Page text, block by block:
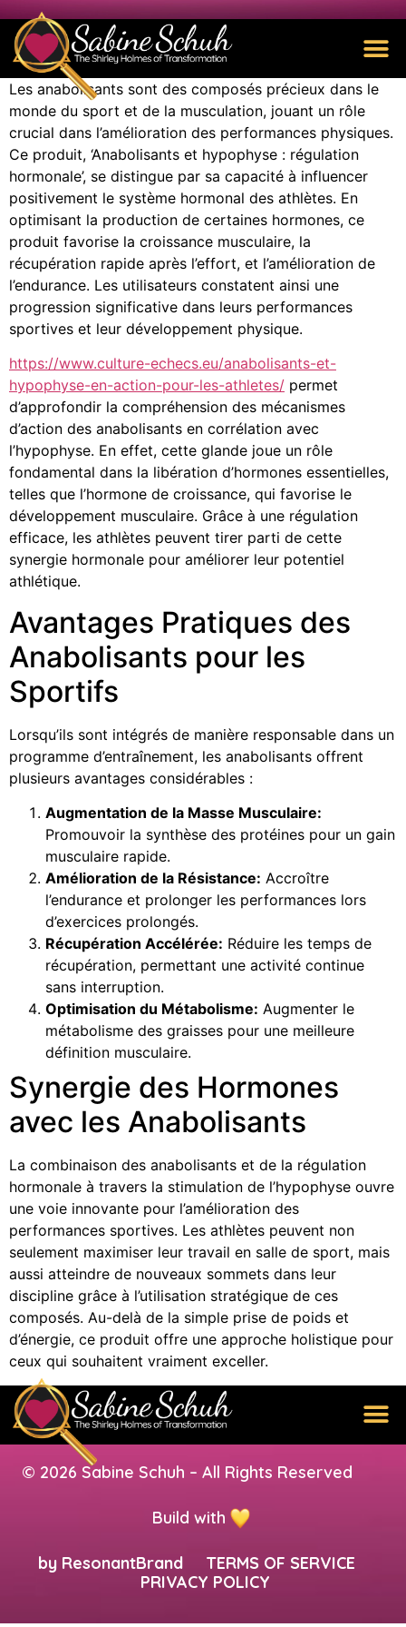
Les anabolisants sont des composés précieux dans le
monde du sport et de la musculation, jouant un rôle
crucial dans l’amélioration des performances physiques.
Ce produit, ‘Anabolisants et hypophyse : régulation
hormonale’, se distingue par sa capacité à influencer
positivement le système hormonal des athlètes. En
optimisant la production de certaines hormones, ce
produit favorise la croissance musculaire, la
récupération rapide après l’effort, et l’amélioration de
l’endurance. Les utilisateurs constatent ainsi une
progression significative dans leurs performances
sportives et leur développement physique.
https://www.culture-echecs.eu/anabolisants-et-
hypophyse-en-action-pour-les-athletes/ permet
d’approfondir la compréhension des mécanismes
d’action des anabolisants en corrélation avec
l’hypophyse. En effet, cette glande joue un rôle
fondamental dans la libération d’hormones essentielles,
telles que l’hormone de croissance, qui favorise le
développement musculaire. Grâce à une régulation
efficace, les athlètes peuvent tirer parti de cette
synergie hormonale pour améliorer leur potentiel
athlétique.
Avantages Pratiques des
Anabolisants pour les
Sportifs
Lorsqu’ils sont intégrés de manière responsable dans un
programme d’entraînement, les anabolisants offrent
plusieurs avantages considérables :
Augmentation de la Masse Musculaire:
Promouvoir la synthèse des protéines pour un gain
musculaire rapide.
Amélioration de la Résistance: Accroître
l’endurance et prolonger les performances lors
d’exercices prolongés.
Récupération Accélérée: Réduire les temps de
récupération, permettant une activité continue
sans interruption.
Optimisation du Métabolisme: Augmenter le
métabolisme des graisses pour une meilleure
définition musculaire.
Synergie des Hormones
avec les Anabolisants
La combinaison des anabolisants et de la régulation
hormonale à travers la stimulation de l’hypophyse ouvre
une voie innovante pour l’amélioration des
performances sportives. Les athlètes peuvent non
seulement maximiser leur travail en salle de sport, mais
aussi atteindre de nouveaux sommets dans leur
discipline grâce à l’utilisation stratégique de ces
composés. Au-delà de la simple prise de poids et
d’énergie, ce produit offre une approche holistique pour
ceux qui souhaitent vraiment exceller.
© 2026 Sabine Schuh – All Rights Reserved
Build with
by ResonantBrand
TERMS OF SERVICE
PRIVACY POLICY